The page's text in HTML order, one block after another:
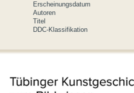
Erscheinungsdatum
Autoren
Titel
DDC-Klassifikation